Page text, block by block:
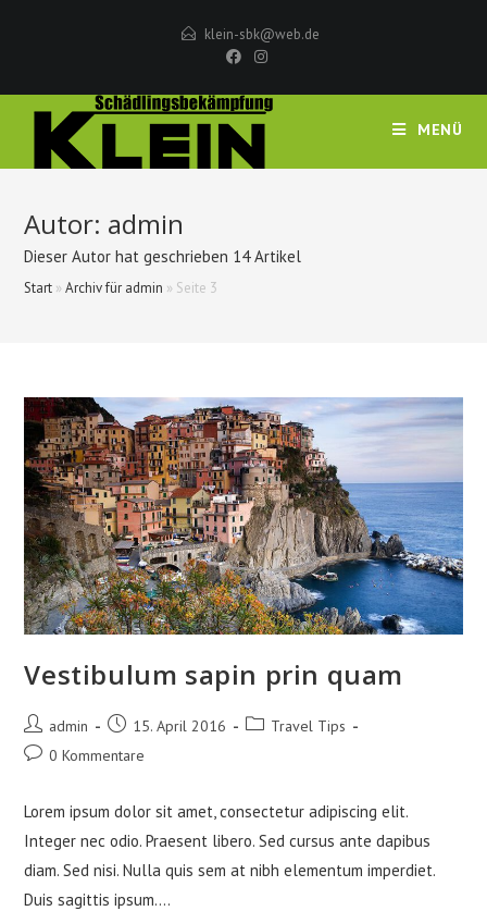
klein-sbk@web.de
MENÜ
Autor: admin
Dieser Autor hat geschrieben 14 Artikel
Start »Archiv für admin » Seite 3
Vestibulum sapin prin quam
Beitrags-
Autor:
admin
Beitrag
veröffentlicht:
15. April 2016
Beitrags-
Travel Tips
Beitrags-
0 Kommentare
Lorem ipsum dolor sit amet, consectetur adipiscing elit.
Integer nec odio. Praesent libero. Sed cursus ante dapibus
diam. Sed nisi. Nulla quis sem at nibh elementum imperdiet.
Duis sagittis ipsum.…